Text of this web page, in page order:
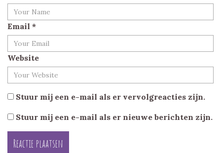
Email *
Website
Stuur mij een e-mail als er vervolgreacties zijn.
Stuur mij een e-mail als er nieuwe berichten zijn.